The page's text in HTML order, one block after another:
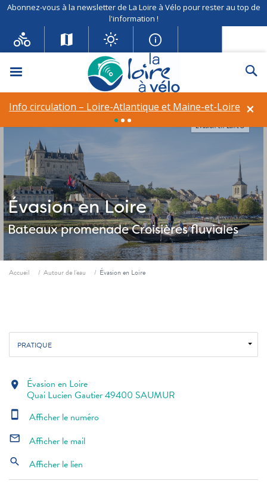
Abonnez-vous à la newsletter de La Loire à Vélo pour rester au top de
l'information !
Menu
×
Info circulation – Loire-Atlantique et Maine-et-Loire
Évasion en Loire
Bateaux promenadeCroisières fluviales
Évasion en Loire©
Fil d'ariane
Accueil Autour de l'eau Évasion en Loire
PRATIQUE
location_on Évasion en Loire
Quai Lucien Gautier 49400 SAUMUR
smartphone Afficher le numéro
mail_outline Afficher le mail
search Afficher le lien